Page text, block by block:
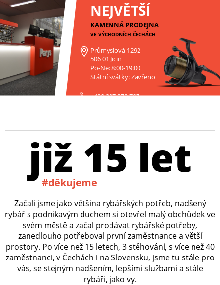
NEJVĚTŠÍ
KAMENNÁ PRODEJNA
VE VÝCHODNÍCH ČECHÁCH
Průmyslová 1292
506 01 Jičín
Po-Ne: 8:00-19:00
Státní svátky: Zavřeno
+420 227 272 797
již 15 let
#děkujeme
Začali jsme jako většina rybářských potřeb, nadšený
rybář s podnikavým duchem si otevřel malý obchůdek ve
svém městě a začal prodávat rybářské potřeby,
zanedlouho potřeboval první zaměstnance a větší
prostory. Po více než 15 letech, 3 stěhování, s více než 40
zaměstnanci, v Čechách i na Slovensku, jsme tu stále pro
vás, se stejným nadšením, lepšími službami a stále
rybáři, jako vy.